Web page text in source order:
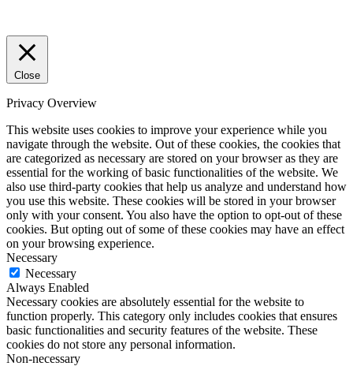
Close
Privacy Overview
This website uses cookies to improve your experience while you
navigate through the website. Out of these cookies, the cookies that
are categorized as necessary are stored on your browser as they are
essential for the working of basic functionalities of the website. We
also use third-party cookies that help us analyze and understand how
you use this website. These cookies will be stored in your browser
only with your consent. You also have the option to opt-out of these
cookies. But opting out of some of these cookies may have an effect
on your browsing experience.
Necessary
Necessary
Always Enabled
Necessary cookies are absolutely essential for the website to
function properly. This category only includes cookies that ensures
basic functionalities and security features of the website. These
cookies do not store any personal information.
Non-necessary